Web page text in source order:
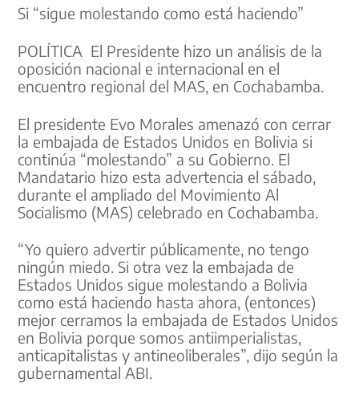
Si “sigue molestando como está haciendo”
POLÍTICA El Presidente hizo un análisis de la
oposición nacional e internacional en el
encuentro regional del MAS, en Cochabamba.
El presidente Evo Morales amenazó con cerrar
la embajada de Estados Unidos en Bolivia si
continúa “molestando” a su Gobierno. El
Mandatario hizo esta advertencia el sábado,
durante el ampliado del Movimiento Al
Socialismo (MAS) celebrado en Cochabamba.
“Yo quiero advertir públicamente, no tengo
ningún miedo. Si otra vez la embajada de
Estados Unidos sigue molestando a Bolivia
como está haciendo hasta ahora, (entonces)
mejor cerramos la embajada de Estados Unidos
en Bolivia porque somos antiimperialistas,
anticapitalistas y antineoliberales”, dijo según la
gubernamental ABI.